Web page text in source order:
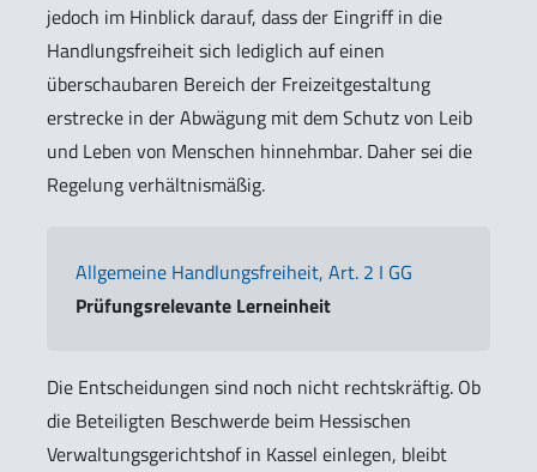
jedoch im Hinblick darauf, dass der Eingriff in die
Handlungsfreiheit sich lediglich auf einen
überschaubaren Bereich der Freizeitgestaltung
erstrecke in der Abwägung mit dem Schutz von Leib
und Leben von Menschen hinnehmbar. Daher sei die
Regelung verhältnismäßig.
Allgemeine Handlungsfreiheit, Art. 2 I GG
Prüfungsrelevante Lerneinheit
Die Entscheidungen sind noch nicht rechtskräftig. Ob
die Beteiligten Beschwerde beim Hessischen
Verwaltungsgerichtshof in Kassel einlegen, bleibt